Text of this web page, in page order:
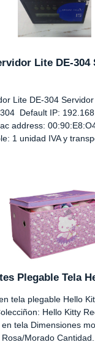
Lite DE-304
Lite DE-304
Default IP:
address:
1 unidad IVA y
Plegable Tela
tela plegable Hello
Hello Kitty
tela Dimensiones
Morado Cantidad...